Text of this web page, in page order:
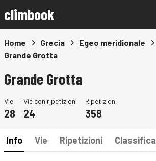
climbook
Home Grecia Egeo meridionale
Grande Grotta
Grande Grotta
Vie
28
Vie con ripetizioni
24
Ripetizioni
358
Info Vie Ripetizioni Classifica